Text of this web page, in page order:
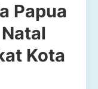
Papua
Kota